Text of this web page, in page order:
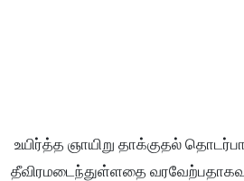
உயிர்த்த ஞாயிறு தாக்குதல்
தீவிரமடைந்துள்ளதை